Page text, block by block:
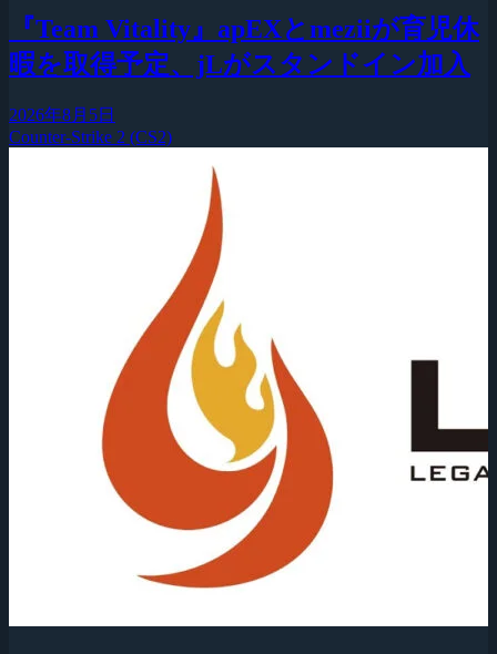
『Team Vitality』apEXとmeziiが育児休
暇を取得予定、jLがスタンドイン加入
2026年8月5日
Counter-Strike 2 (CS2)